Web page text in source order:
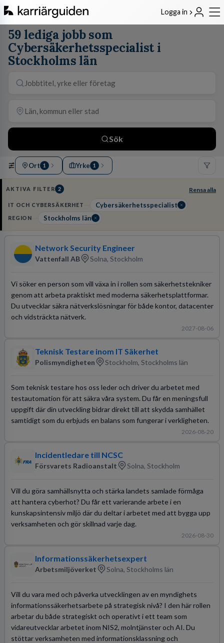
Logga in
59 lediga jobb som
Cybersäkerhetsspecialist i
Stockholms län
Sök
Ort 1 Yrke 1
AKTIVA FILTER 2 Rensa alla
IT OCH CYBERSÄKERHET Cybersäkerhetsspecialist
REGION Stockholms län
Network Security Engineer
Vattenfall AB Solna, Stockholm
Vi söker en person som vill växa in i rollen som säkerhetstekniker
genom att arbeta praktiskt med moderna säkerhetsplattformar.
Du utvecklar säkra nätverkslösningar för både kontor, datacenter
och vidsträckta nätverk.
2027-08-06
Teknisk Testare inom IT Säkerhet
Polismyndigheten Stockholm, Stockholms län
Som teknisk testare hos oss leder och driver du arbetet med
testautomation för att säkra våra system. Du får en meningsfull
uppgift där din utveckling bidrar direkt till att skydda samhället
samtidigt som du erbjuds en balans som fungerar i verkligheten.
2026-08-20
Incidentledare till NCSC
Försvarets Radioanstalt Solna, Stockholm
Vill du göra samhällsnytta och stärka landets samlade förmåga
att hantera cyberhot? Du får ett varierande arbete i en
kunskapsintensiv miljö där du deltar i arbetet med att bygga upp
verksamheten och gör skillnad varje dag.
2026-08-30
Informationssäkerhetsexpert
Arbetsmiljöverket Solna, Stockholms län
Vill du vara med och påverka utvecklingen av en myndighets
informationssäkerhetsarbete på strategisk nivå? I den här rollen
arbetar du både strategiskt och operativt i ett team som
vidareutvecklar arbetet inom NIS2, molntjänster och AI. Du
stöttar verksamheten med informationsklassning och